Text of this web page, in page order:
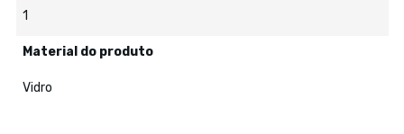
1
Material do produto
Vidro